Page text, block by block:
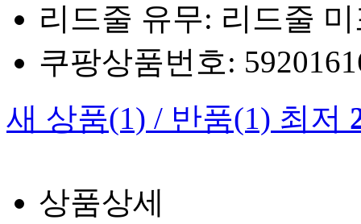
리드줄 유무: 리드줄
쿠팡상품번호:
새 상품(1) / 반품(1) 최저
상품상세